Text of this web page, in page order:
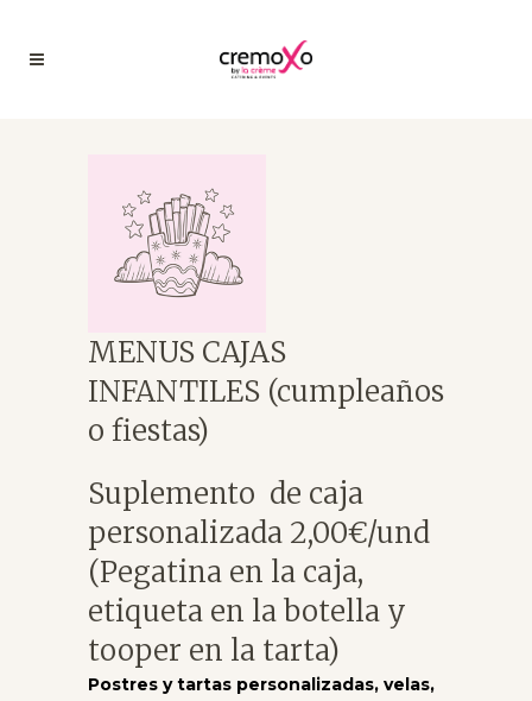
MENUS CAJAS
INFANTILES (cumpleaños
o fiestas)
Suplemento de caja
personalizada 2,00€/und
(Pegatina en la caja,
etiqueta en la botella y
tooper en la tarta)
Postres y tartas personalizadas, velas,